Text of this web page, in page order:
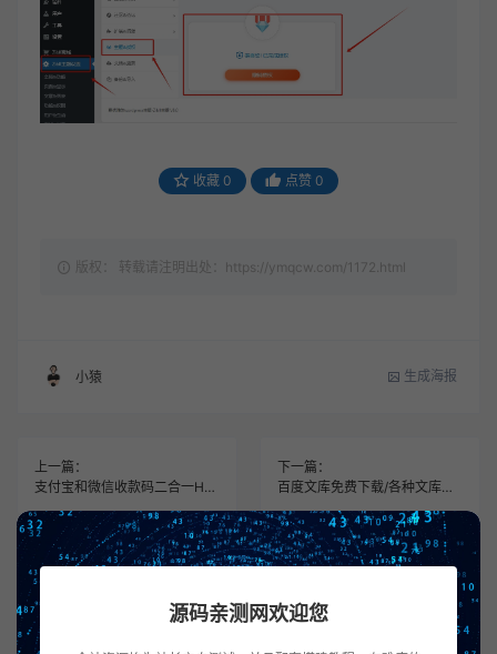
收藏 0 点赞 0
版权： 转载请注明出处：https://ymqcw.com/1172.html
小猿 生成海报
上一篇：
支付宝和微信收款码二合一HTML源码
下一篇：
百度文库免费下载/各种文库下载工具
常见问题
源码亲测网欢迎您